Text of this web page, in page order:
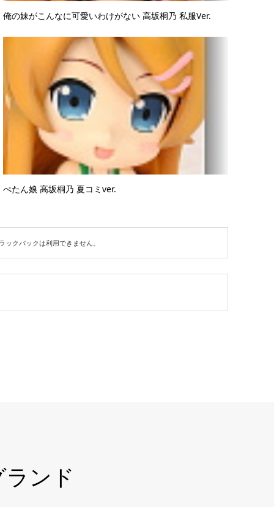
俺の妹がこんなに可愛いわけがない 高坂桐乃 私服Ver.
ぺたん娘 高坂桐乃 夏コミver.
ックバックは利用できません。
ンド